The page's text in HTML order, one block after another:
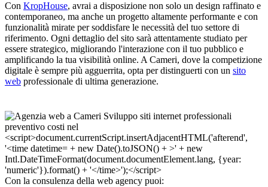
Con KropHouse, avrai a disposizione non solo un design raffinato e
contemporaneo, ma anche un progetto altamente performante e con
funzionalità mirate per soddisfare le necessità del tuo settore di
riferimento. Ogni dettaglio del sito sarà attentamente studiato per
essere strategico, migliorando l'interazione con il tuo pubblico e
amplificando la tua visibilità online. A Cameri, dove la competizione
digitale è sempre più agguerrita, opta per distinguerti con un sito
web professionale di ultima generazione.
Con la consulenza della web agency puoi: